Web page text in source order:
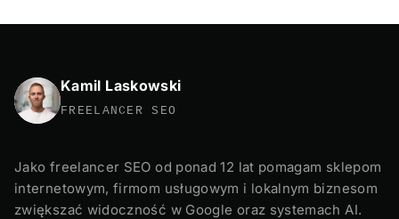
Kamil Laskowski
FREELANCER SEO
Jako freelancer SEO od ponad 12 lat pomagam sklepom
internetowym, firmom usługowym i lokalnym biznesom
zwiększać widoczność w Google oraz systemach AI.